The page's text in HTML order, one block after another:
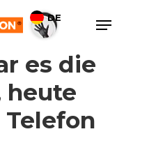
DE Menu
es die
heute
Telefon